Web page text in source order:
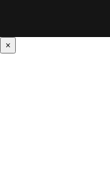
×